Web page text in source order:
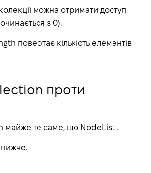
можна отримати доступ
з 0).
повертає кількість елементів
проти
майже те саме, що NodeList .
нижче.